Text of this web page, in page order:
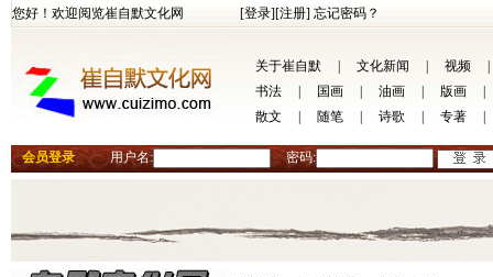
您好！欢迎阅览崔自默文化网 [登录][注册] 忘记密码？
关于崔自默 文化新闻 视频
书法
国画 油画 版画
散文
随笔 诗歌 专著
会员登录 用户名: 密码: